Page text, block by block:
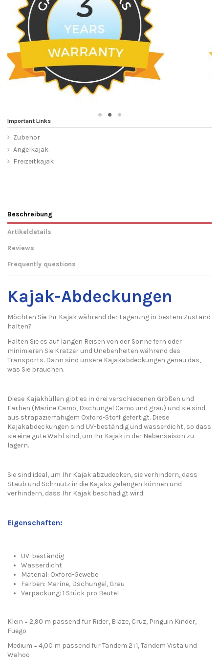
Important Links
Zubehör
Angelkajak
Freizeitkajak
Beschreibung
Artikeldetails
Reviews
Frequently questions
Kajak-Abdeckungen
Möchten Sie Ihr Kajak während der Lagerung in bestem Zustand
halten?
Halten Sie es auf langen Reisen von der Sonne fern oder
minimieren Sie Kratzer und Unebenheiten während des
Transports. Dann sind unsere Kajakabdeckungen genau das,
was Sie brauchen.
Diese Kajakhüllen gibt es in drei verschiedenen Größen und
Farben (Marine Camo, Dschungel Camo und grau) und sie sind
aus strapazierfähigem Oxford-Stoff gefertigt. Diese
Kajakabdeckungen sind UV-beständig und wasserdicht, so dass
sie eine gute Wahl sind, um Ihr Kajak in der Nebensaison zu
lagern.
Sie sind ideal, um Ihr Kajak abzudecken, sie verhindern, dass
Staub und Schmutz in die Kajaks gelangen können und
verhindern, dass Ihr Kajak beschädigt wird.
Eigenschaften:
UV-beständig
Wasserdicht
Material: Oxford-Gewebe
Farben: Marine, Dschungel, Grau
Verpackung: 1 Stück pro Beutel
Klein = 2,90 m passend für Rider, Blaze, Cruz, Pinguin Kinder,
Fuego
Medium = 4,00 m passend für Tandem 2+1, Tandem Vista und
Wahoo